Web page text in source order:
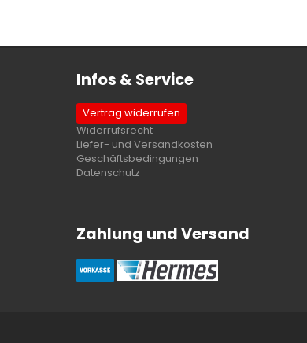
Infos & Service
Vertrag widerrufen
Widerrufsrecht
Liefer- und Versandkosten
Geschäftsbedingungen
Datenschutz
Zahlung und Versand